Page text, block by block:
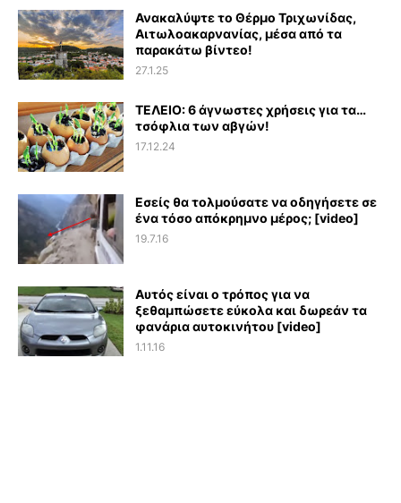
Ανακαλύψτε το Θέρμο Τριχωνίδας,
Αιτωλοακαρνανίας, μέσα από τα
παρακάτω βίντεο!
27.1.25
ΤΕΛΕΙΟ: 6 άγνωστες χρήσεις για τα…
τσόφλια των αβγών!
17.12.24
Εσείς θα τολμούσατε να οδηγήσετε σε
ένα τόσο απόκρημνο μέρος; [video]
19.7.16
Αυτός είναι ο τρόπος για να
ξεθαμπώσετε εύκολα και δωρεάν τα
φανάρια αυτοκινήτου [video]
1.11.16